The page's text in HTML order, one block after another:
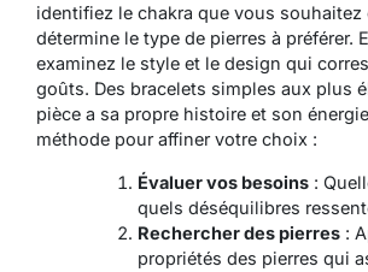
identifiez le chakra que vous souhaitez
détermine le type de pierres à préférer.
examinez le style et le design qui
goûts. Des bracelets simples aux plus
pièce a sa propre histoire et son
méthode pour affiner votre choix :
Évaluer vos besoins:
quels déséquilibres
Rechercher des pierres:
propriétés des pierres qui